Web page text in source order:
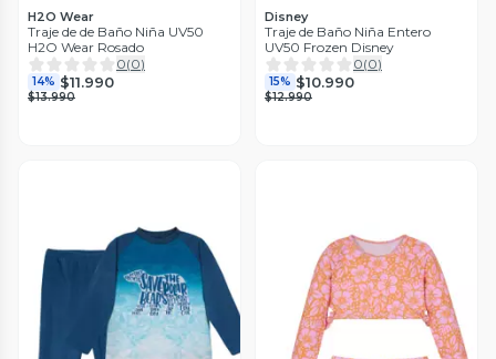
H2O Wear
Traje de de Baño Niña UV50
H2O Wear Rosado
0(0)
14% $11.990
$13.990
Disney
Traje de Baño Niña Entero
UV50 Frozen Disney
0(0)
15% $10.990
$12.990